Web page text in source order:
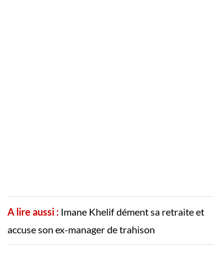
A lire aussi : Imane Khelif dément sa retraite et
accuse son ex-manager de trahison